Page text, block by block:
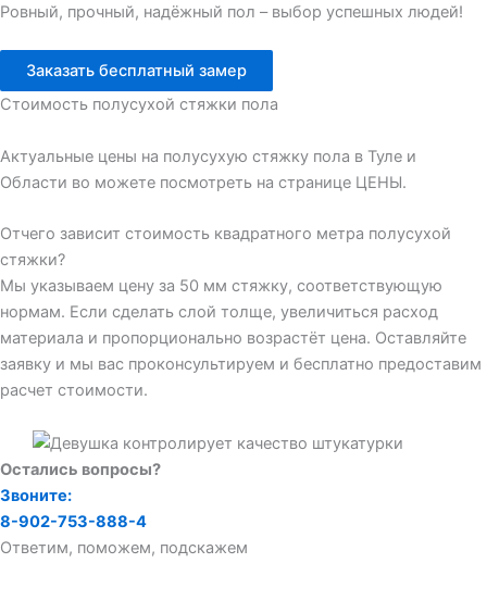
Ровный, прочный, надёжный пол – выбор успешных людей!
Заказать бесплатный замер
Стоимость полусухой стяжки пола
Актуальные цены на полусухую стяжку пола в Туле и
Области во можете посмотреть на странице ЦЕНЫ.
Отчего зависит стоимость квадратного метра полусухой
стяжки?
Мы указываем цену за 50 мм стяжку, соответствующую
нормам. Если сделать слой толще, увеличиться расход
материала и пропорционально возрастёт цена. Оставляйте
заявку и мы вас проконсультируем и бесплатно предоставим
расчет стоимости.
Остались вопросы?
Звоните:
8-902-753-888-4
Ответим, поможем, подскажем